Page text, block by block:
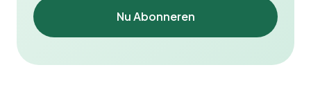
Nu Abonneren